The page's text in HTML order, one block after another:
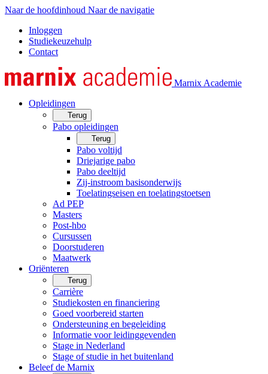
Naar de hoofdinhoud Naar de navigatie
Inloggen
Studiekeuzehulp
Contact
Marnix Academie
Opleidingen
Terug
Pabo opleidingen
Terug
Pabo voltijd
Driejarige pabo
Pabo deeltijd
Zij-instroom basisonderwijs
Toelatingseisen en toelatingstoetsen
Ad PEP
Masters
Post-hbo
Cursussen
Doorstuderen
Maatwerk
Oriënteren
Terug
Carrière
Studiekosten en financiering
Goed voorbereid starten
Ondersteuning en begeleiding
Informatie voor leidinggevenden
Stage in Nederland
Stage of studie in het buitenland
Beleef de Marnix